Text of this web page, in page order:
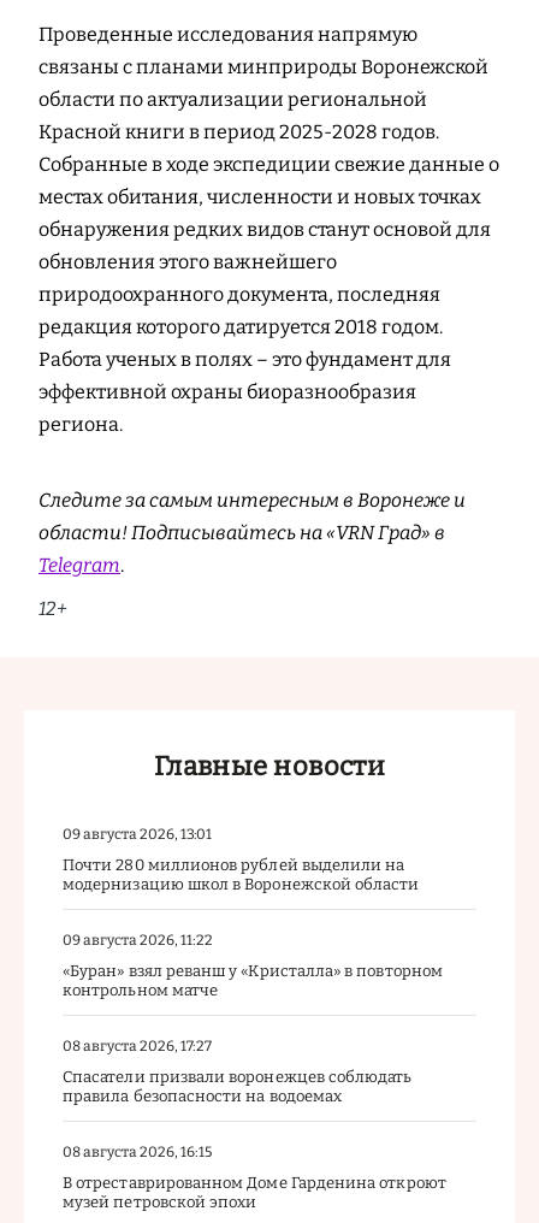
Проведенные исследования напрямую
связаны с планами минприроды Воронежской
области по актуализации региональной
Красной книги в период 2025-2028 годов.
Собранные в ходе экспедиции свежие данные о
местах обитания, численности и новых точках
обнаружения редких видов станут основой для
обновления этого важнейшего
природоохранного документа, последняя
редакция которого датируется 2018 годом.
Работа ученых в полях – это фундамент для
эффективной охраны биоразнообразия
региона.
Следите за самым интересным в Воронеже и
области! Подписывайтесь на «VRN Град» в
Telegram.
12+
Главные новости
09 августа 2026, 13:01
Почти 280 миллионов рублей выделили на
модернизацию школ в Воронежской области
09 августа 2026, 11:22
«Буран» взял реванш у «Кристалла» в повторном
контрольном матче
08 августа 2026, 17:27
Спасатели призвали воронежцев соблюдать
правила безопасности на водоемах
08 августа 2026, 16:15
В отреставрированном Доме Гарденина откроют
музей петровской эпохи